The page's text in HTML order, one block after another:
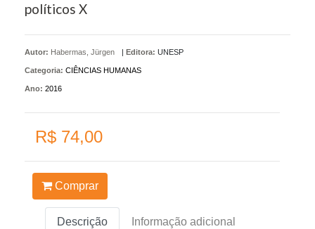
políticos X
Autor: Habermas, Jürgen | Editora: UNESP
Categoria: CIÊNCIAS HUMANAS
Ano: 2016
R$ 74,00
Comprar
Descrição Informação adicional